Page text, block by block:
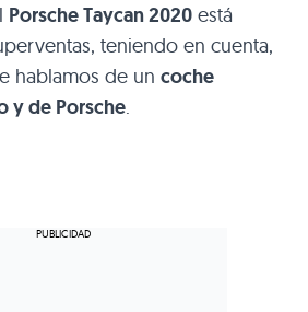
Porsche Taycan 2020 está
teniendo en cuenta,
hablamos de un coche
y de Porsche.